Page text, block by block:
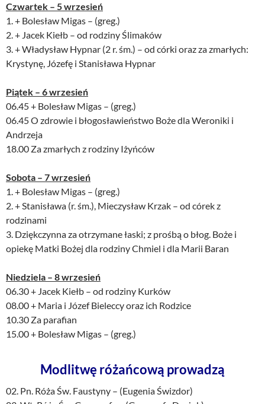
Czwartek – 5 wrzesień
1. + Bolesław Migas – (greg.)
2. + Jacek Kiełb – od rodziny Ślimaków
3. + Władysław Hypnar (2 r. śm.) – od córki oraz za zmarłych:
Krystynę, Józefę i Stanisława Hypnar
Piątek – 6 wrzesień
06.45 + Bolesław Migas – (greg.)
06.45 O zdrowie i błogosławieństwo Boże dla Weroniki i
Andrzeja
18.00 Za zmarłych z rodziny Iżyńców
Sobota – 7 wrzesień
1. + Bolesław Migas – (greg.)
2. + Stanisława (r. śm.), Mieczysław Krzak – od córek z
rodzinami
3. Dziękczynna za otrzymane łaski; z prośbą o błog. Boże i
opiekę Matki Bożej dla rodziny Chmiel i dla Marii Baran
Niedziela – 8 wrzesień
06.30 + Jacek Kiełb – od rodziny Kurków
08.00 + Maria i Józef Bieleccy oraz ich Rodzice
10.30 Za parafian
15.00 + Bolesław Migas – (greg.)
Modlitwę różańcową prowadzą
02. Pn. Róża Św. Faustyny – (Eugenia Świzdor)